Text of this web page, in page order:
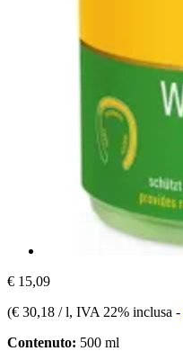
€ 15,09
(€ 30,18 / l, IVA 22% inclusa -
Contenuto: 500 ml